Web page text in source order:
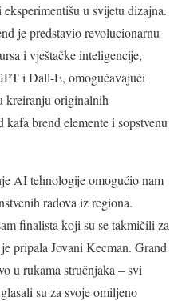
u svijetu dizajna.
je predstavio revolucionarnu
i vještačke inteligencije,
i Dall-E, omogućavajući
kreiranju originalnih
brend elemente i sopstvenu
AI tehnologije omogućio nam
radova iz regiona.
finalista koji su se takmičili za
pripala Jovani Kecman. Grand
u rukama stručnjaka – svi
su za svoje omiljeno